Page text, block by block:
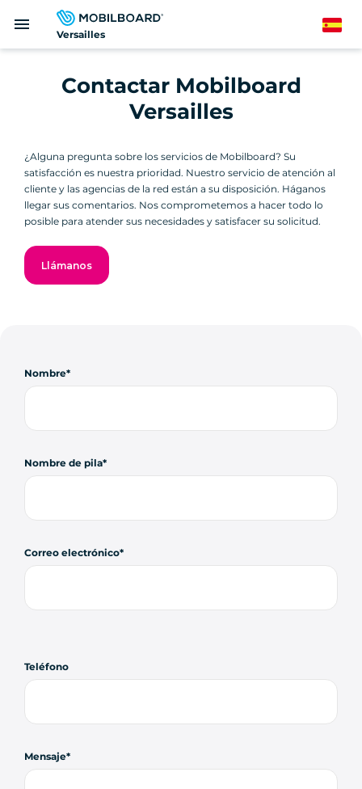
Versailles
menu Spanish
Contactar Mobilboard
Versailles
¿Alguna pregunta sobre los servicios de Mobilboard? Su
satisfacción es nuestra prioridad. Nuestro servicio de atención al
cliente y las agencias de la red están a su disposición. Háganos
llegar sus comentarios. Nos comprometemos a hacer todo lo
posible para atender sus necesidades y satisfacer su solicitud.
Llámanos
Nombre
Nombre de pila
Correo electrónico
Teléfono
Mensaje